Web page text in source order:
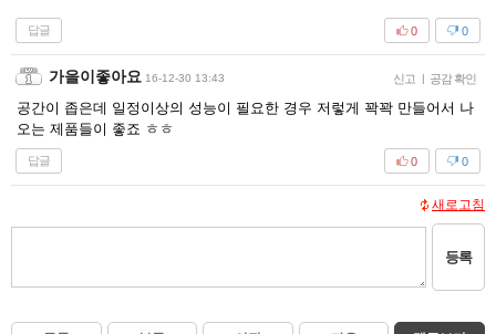
답글 0
0
가을이좋아요 16-12-30 13:43 신고 공감 확인
공간이 좁은데 일정이상의 성능이 필요한 경우 저렇게 꽉꽉 만들어서 나
오는 제품들이 좋죠 ㅎㅎ
답글 0
0
새로고침
등록